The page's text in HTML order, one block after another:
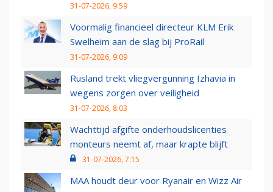
31-07-2026, 9:59
Voormalig financieel directeur KLM Erik
Swelheim aan de slag bij ProRail
31-07-2026, 9:09
Rusland trekt vliegvergunning Izhavia in
wegens zorgen over veiligheid
31-07-2026, 8:03
Wachttijd afgifte onderhoudslicenties
monteurs neemt af, maar krapte blijft
31-07-2026, 7:15
MAA houdt deur voor Ryanair en Wizz Air